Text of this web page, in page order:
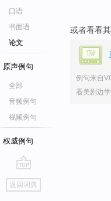
口语
书面语
论文
原声例句
全部
音频例句
视频例句
权威例句
go
top
返回词典
或者看看
例句来自
看美剧边